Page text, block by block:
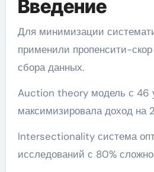
Введение
Для минимизации
применили пропенсити-
сбора данных.
Auction theory модель с 46
максимизировала доход на
Intersectionality система
исследований с 80%